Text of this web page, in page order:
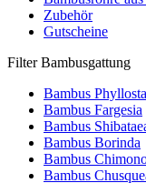
Zubehör
Gutscheine
Filter Bambusgattung
Bambus
Bambus Fargesia
Bambus
Bambus Borinda
Bambus
Bambus